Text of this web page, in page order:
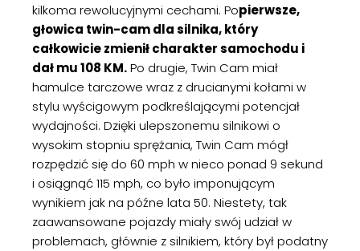
kilkoma rewolucyjnymi cechami. Popierwsze,
głowica twin-cam dla silnika, który
całkowicie zmienił charakter samochodu i
dał mu 108 KM.Po drugie, Twin Cam miał
hamulce tarczowe wraz z drucianymi kołami w
stylu wyścigowym podkreślającymi potencjał
wydajności. Dzięki ulepszonemu silnikowi o
wysokim stopniu sprężania, Twin Cam mógł
rozpędzić się do 60 mph w nieco ponad 9 sekund
i osiągnąć 115 mph, co było imponującym
wynikiem jak na późne lata 50. Niestety, tak
zaawansowane pojazdy miały swój udział w
problemach, głównie z silnikiem, który był podatny